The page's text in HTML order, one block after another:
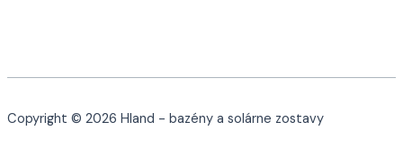
Copyright © 2026 Hland - bazény a solárne zostavy